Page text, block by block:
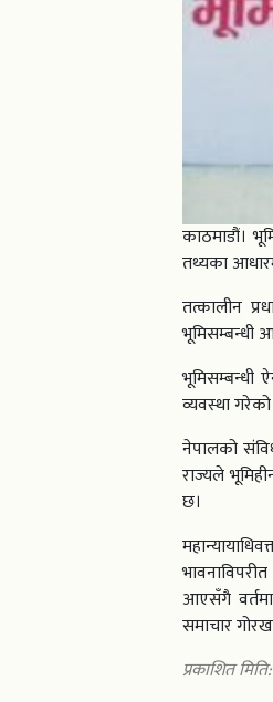
काठमाडौं।
तथ्यका
तत्कालीन
भूमिसम्बन्धी
व्यवस्था
नेपालको
राज्यले
छ।
आएसँगै
समाचार
प्रकाशित